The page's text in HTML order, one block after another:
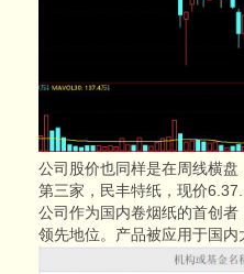
公司股价也同样是在周线横
第三家，民丰特纸，现价6.37.
公司作为国内卷烟纸的首创
领先地位。产品被应用于国内